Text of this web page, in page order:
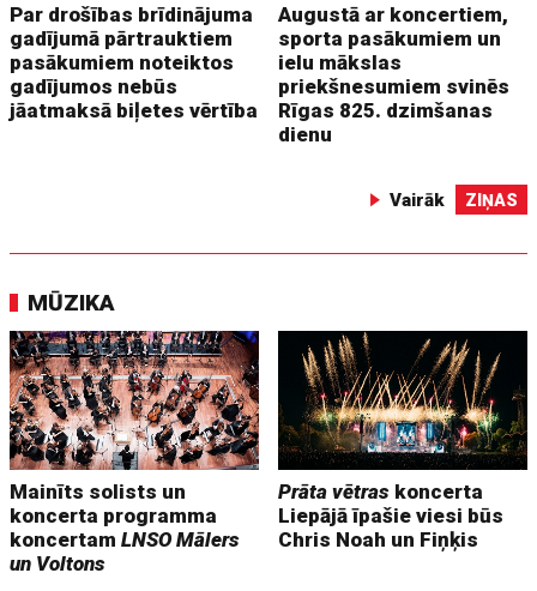
Par drošības brīdinājuma
gadījumā pārtrauktiem
pasākumiem noteiktos
gadījumos nebūs
jāatmaksā biļetes vērtība
Augustā ar koncertiem,
sporta pasākumiem un
ielu mākslas
priekšnesumiem svinēs
Rīgas 825. dzimšanas
dienu
Vairāk ZIŅAS
MŪZIKA
Mainīts solists un
koncerta programma
koncertamLNSO Mālers
un Voltons
Prāta vētras koncerta
Liepājā īpašie viesi būs
Chris Noah un Fiņķis